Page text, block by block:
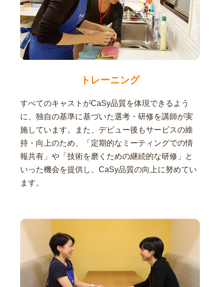
トレーニング
すべてのキャストがCaSy品質を体現できるよう
に、独自の基準に基づいた選考・研修を講師が実
施しています。また、デビュー後もサービスの維
持・向上のため、「定期的なミーティングでの情
報共有」や「技術を磨くための継続的な研修」と
いった機会を提供し、CaSy品質の向上に努めてい
ます。